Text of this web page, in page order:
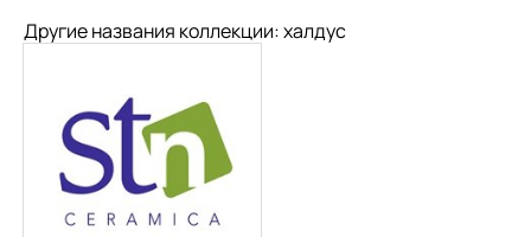
Другие названия коллекции: халдус